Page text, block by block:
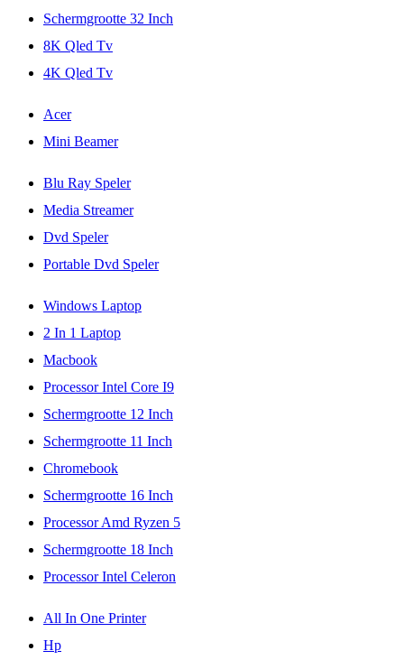
Schermgrootte 32 Inch
8K Qled Tv
4K Qled Tv
Acer
Mini Beamer
Blu Ray Speler
Media Streamer
Dvd Speler
Portable Dvd Speler
Windows Laptop
2 In 1 Laptop
Macbook
Processor Intel Core I9
Schermgrootte 12 Inch
Schermgrootte 11 Inch
Chromebook
Schermgrootte 16 Inch
Processor Amd Ryzen 5
Schermgrootte 18 Inch
Processor Intel Celeron
All In One Printer
Hp